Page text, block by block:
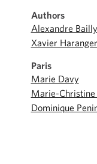
Authors
Alexandre Bailly
Xavier Haranger
Paris
Marie Davy
Marie-
Dominique